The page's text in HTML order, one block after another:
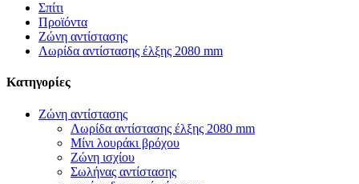
Σπίτι
Προϊόντα
Ζώνη αντίστασης
Λωρίδα αντίστασης έλξης 2080 mm
Κατηγορίες
Ζώνη αντίστασης
Λωρίδα αντίστασης έλξης 2080 mm
Μίνι λουράκι βρόχου
Ζώνη ισχίου
Σωλήνας αντίστασης